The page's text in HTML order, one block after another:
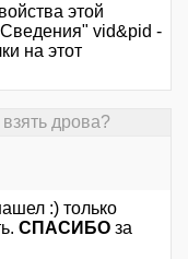
этой
vid&pid -
на этот
дрова?
:) только
СПАСИБО за